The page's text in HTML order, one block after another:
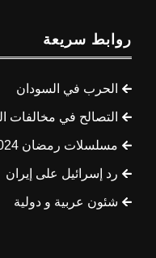
روابط سريعة
الحرب في السودان
التصالح في مخالفات
مسلسلات رمضان 2024
رد إسرائيل على إيران
شئون عربية و دولية